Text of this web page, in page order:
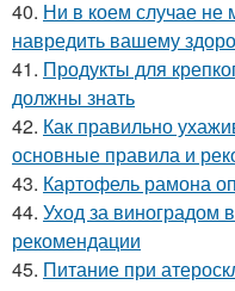
40. Ни в коем случае
навредить вашему
41. Продукты для
должны знать
42. Как правильно
основные правила и
43. Картофель рамона
44. Уход за виноградом
рекомендации
45. Питание при